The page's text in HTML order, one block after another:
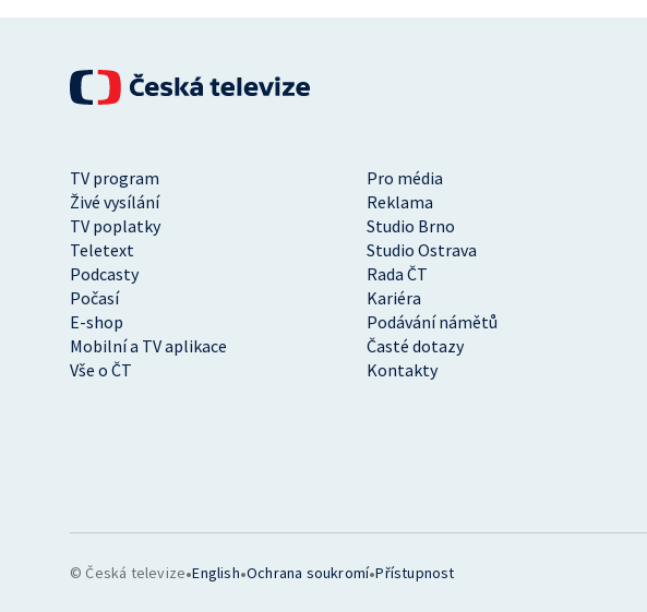
TV program
Pro média
Živé vysílání
Reklama
TV poplatky
Studio Brno
Teletext
Studio Ostrava
Podcasty
Rada ČT
Počasí
Kariéra
E-shop
Podávání námětů
Mobilní a TV aplikace
Časté dotazy
Vše o ČT
Kontakty
© Česká televize•English•Ochrana soukromí•Přístupnost